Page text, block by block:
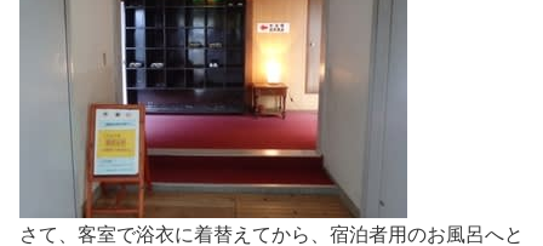
さて、客室で浴衣に着替えてから、宿泊者用のお風呂へと